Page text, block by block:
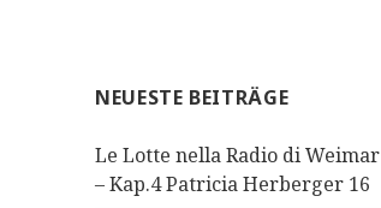
NEUESTE BEITRÄGE
Le Lotte nella Radio di Weimar
– Kap.4 Patricia Herberger 16